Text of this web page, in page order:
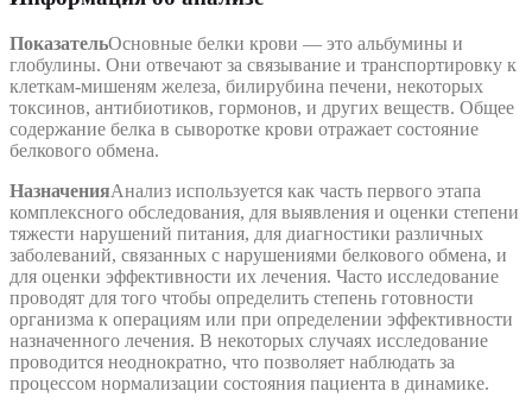
ПоказательОсновные белки крови — это альбумины и
глобулины. Они отвечают за связывание и транспортировку к
клеткам-мишеням железа, билирубина печени, некоторых
токсинов, антибиотиков, гормонов, и других веществ. Общее
содержание белка в сыворотке крови отражает состояние
белкового обмена.
НазначенияАнализ используется как часть первого этапа
комплексного обследования, для выявления и оценки степени
тяжести нарушений питания, для диагностики различных
заболеваний, связанных с нарушениями белкового обмена, и
для оценки эффективности их лечения. Часто исследование
проводят для того чтобы определить степень готовности
организма к операциям или при определении эффективности
назначенного лечения. В некоторых случаях исследование
проводится неоднократно, что позволяет наблюдать за
процессом нормализации состояния пациента в динамике.